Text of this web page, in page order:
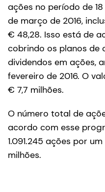
ações no período de
de março de 2016,
€ 48,28. Isso está de
cobrindo os planos de
dividendos em ações,
fevereiro de 2016. O
€ 7,7 milhões.
O número total de
acordo com esse
1.091.245 ações por
milhões.